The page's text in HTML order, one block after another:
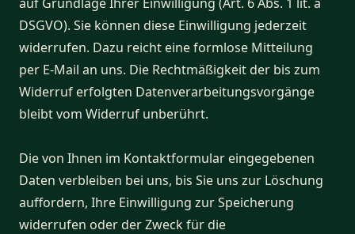
DSGVO). Sie können diese Einwilligung jederzeit
widerrufen. Dazu reicht eine formlose Mitteilung
per E-Mail an uns. Die Rechtmäßigkeit der bis zum
Widerruf erfolgten Datenverarbeitungsvorgänge
bleibt vom Widerruf unberührt.
Die von Ihnen im Kontaktformular eingegebenen
Daten verbleiben bei uns, bis Sie uns zur Löschung
auffordern, Ihre Einwilligung zur Speicherung
widerrufen oder der Zweck für die